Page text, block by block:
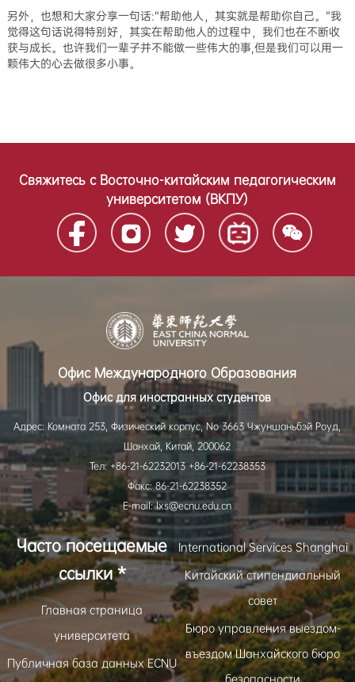
另外，也想和大家分享一句话:“帮助他人，其实就是帮助你自己。”我
觉得这句话说得特别好，其实在帮助他人的过程中，我们也在不断收
获与成长。也许我们一辈子并不能做一些伟大的事,但是我们可以用一
颗伟大的心去做很多小事。
Свяжитесь с Восточно-китайским педагогическим
университетом (ВКПУ)
Офис Международного Образования
Офис для иностранных студентов
Адрес: Комната 253, Физический корпус, No 3663 Чжуншаньбэй Роуд,
Шанхай, Китай, 200062
Тел: +86-21-62232013 +86-21-62238353
Факс: 86-21-62238352
E-mail: lxs@ecnu.edu.cn
Часто посещаемые
ссылки *
Главная страница
университета
Публичная база данных ECNU
International Services Shanghai
Китайский стипендиальный
совет
Бюро управления выездом-
въездом Шанхайского бюро
безопасности